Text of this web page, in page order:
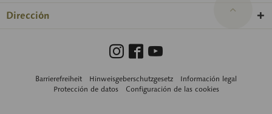
Dirección
Barrierefreiheit Hinweisgeberschutzgesetz
Información legal
Protección de datos
Configuración de las cookies